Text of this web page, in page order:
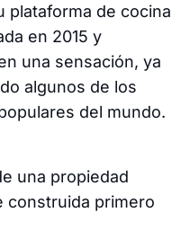
plataforma de cocina
en 2015 y
una sensación, ya
algunos de los
del mundo.
una propiedad
construida primero